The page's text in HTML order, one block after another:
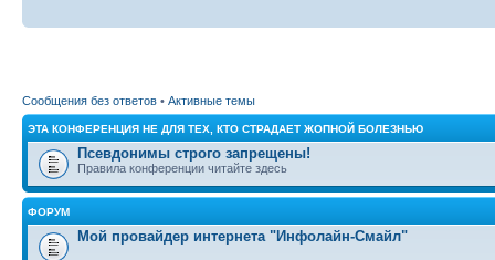
Сообщения без ответов • Активные темы
ЭТА КОНФЕРЕНЦИЯ НЕ ДЛЯ ТЕХ, КТО СТРАДАЕТ ЖОПНОЙ БОЛЕЗНЬЮ
Псевдонимы строго запрещены!
Правила конференции читайте здесь
ФОРУМ
Мой провайдер интернета "Инфолайн-Смайл"